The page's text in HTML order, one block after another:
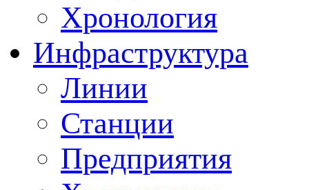
Хронология
Инфраструктура
Линии
Станции
Предприятия